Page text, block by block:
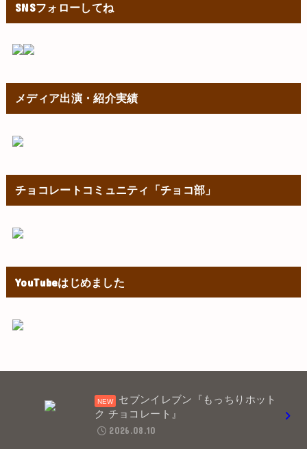
SNSフォローしてね
メディア出演・紹介実績
チョコレートコミュニティ「チョコ部」
YouTubeはじめました
セブンイレブン『もっちりホット
ク チョコレート』
2026.08.10